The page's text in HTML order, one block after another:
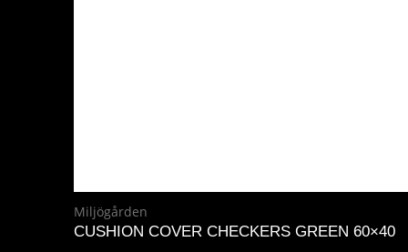
Miljögården
CUSHION COVER CHECKERS GREEN 60×40